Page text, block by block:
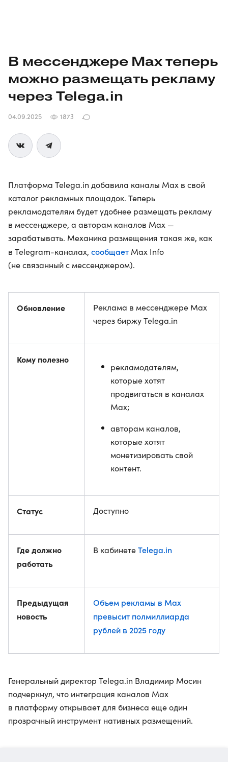
В мессенджере Max теперь
можно размещать рекламу
через Telega.in
04.09.2025 1873
Платформа Telega.in добавила каналы Max в свой
каталог рекламных площадок. Теперь
рекламодателям будет удобнее размещать рекламу
в мессенджере, а авторам каналов Max —
зарабатывать. Механика размещения такая же, как
в Telegram-каналах, сообщает Max Info
(не связанный с мессенджером).
Обновление
Реклама в мессенджере Max
через биржу Telega.in
Кому полезно
рекламодателям,
которые хотят
продвигаться в каналах
Max;
авторам каналов,
которые хотят
монетизировать свой
контент.
Статус Доступно
Где должно
работать
В кабинетеTelega.in
Предыдущая
новость
Объем рекламы в Max
превысит полмиллиарда
рублей в 2025 году
Генеральный директор Telega.in Владимир Мосин
подчеркнул, что интеграция каналов Max
в платформу открывает для бизнеса еще один
прозрачный инструмент нативных размещений.